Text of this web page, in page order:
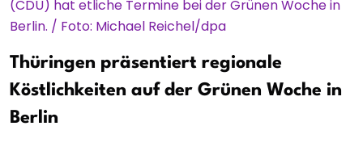
Thüringen präsentiert regionale
Köstlichkeiten auf der Grünen Woche in
Berlin